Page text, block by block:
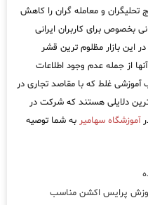
و معامله گران را کاهش
بخصوص برای کاربران ایرانی
در این بازار مظلوم ترین قشر
از جمله عدم وجود اطلاعات
غلط که با مقاصد تجاری در
دلایلی هستند که شرکت در
آموزشگاه سهامیر به شما توصیه
پرایس اکشن مناسب